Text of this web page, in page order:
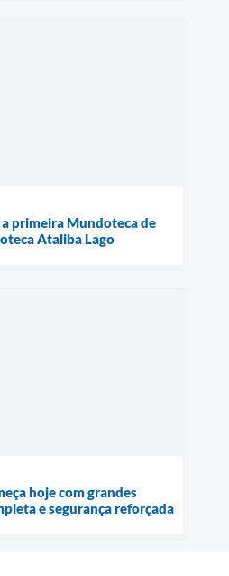
primeira Mundoteca de
Ataliba Lago
hoje com grandes
e segurança reforçada